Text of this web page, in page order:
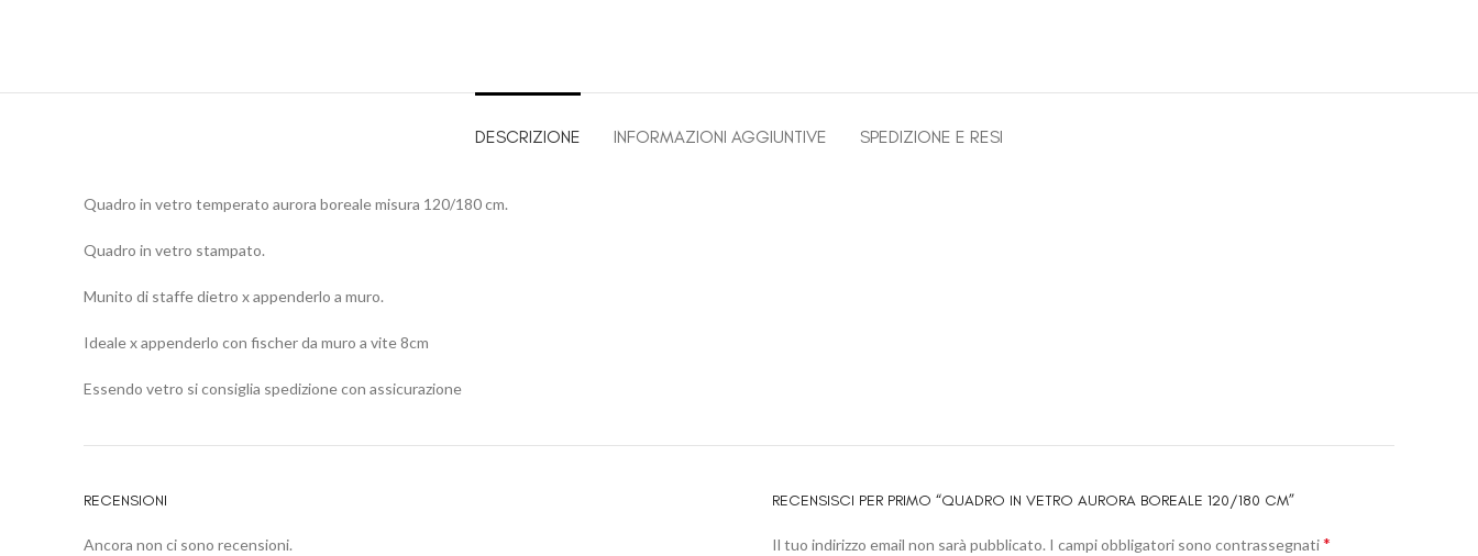
DESCRIZIONE INFORMAZIONI AGGIUNTIVE SPEDIZIONE E RESI
Quadro in vetro temperato aurora boreale misura 120/180 cm.
Quadro in vetro stampato.
Munito di staffe dietro x appenderlo a muro.
Ideale x appenderlo con fischer da muro a vite 8cm
Essendo vetro si consiglia spedizione con assicurazione
RECENSIONI
Ancora non ci sono recensioni.
RECENSISCI PER PRIMO “QUADRO IN VETRO AURORA BOREALE 120/180 CM”
Il tuo indirizzo email non sarà pubblicato. I campi obbligatori sono contrassegnati*